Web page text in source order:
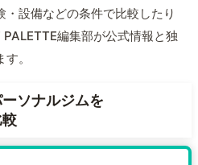
設備などの条件で比較したり
編集部が公式情報と独
。
ソナルジムを